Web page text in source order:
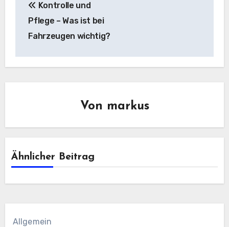
Kontrolle und
Pflege – Was ist bei
Fahrzeugen wichtig?
Von markus
Ähnlicher Beitrag
Allgemein